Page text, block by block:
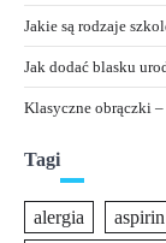
Jakie są rodzaje
Jak dodać blasku
Klasyczne obrączki
Tagi
alergia aspirin